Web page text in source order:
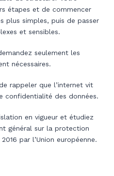
étapes et de commencer
plus simples, puis de passer
et sensibles.
seulement les
nécessaires.
rappeler que l’internet vit
confidentialité des données.
en vigueur et étudiez
général sur la protection
par l’Union européenne.